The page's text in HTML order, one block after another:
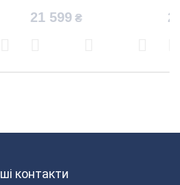
21 599₴
контакти